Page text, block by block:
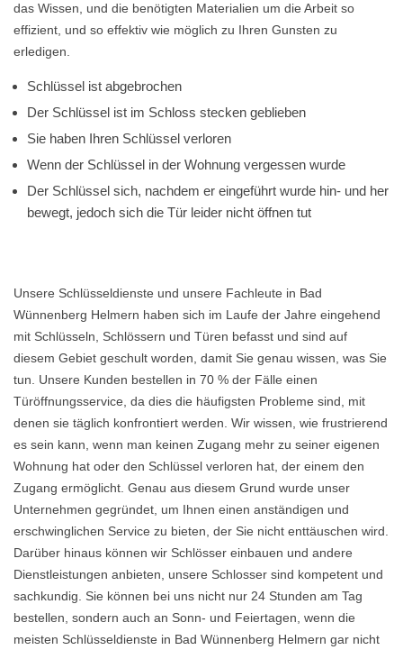
das Wissen, und die benötigten Materialien um die Arbeit so
effizient, und so effektiv wie möglich zu Ihren Gunsten zu
erledigen.
Schlüssel ist abgebrochen
Der Schlüssel ist im Schloss stecken geblieben
Sie haben Ihren Schlüssel verloren
Wenn der Schlüssel in der Wohnung vergessen wurde
Der Schlüssel sich, nachdem er eingeführt wurde hin- und her
bewegt, jedoch sich die Tür leider nicht öffnen tut
Unsere Schlüsseldienste und unsere Fachleute in Bad
Wünnenberg Helmern haben sich im Laufe der Jahre eingehend
mit Schlüsseln, Schlössern und Türen befasst und sind auf
diesem Gebiet geschult worden, damit Sie genau wissen, was Sie
tun. Unsere Kunden bestellen in 70 % der Fälle einen
Türöffnungsservice, da dies die häufigsten Probleme sind, mit
denen sie täglich konfrontiert werden. Wir wissen, wie frustrierend
es sein kann, wenn man keinen Zugang mehr zu seiner eigenen
Wohnung hat oder den Schlüssel verloren hat, der einem den
Zugang ermöglicht. Genau aus diesem Grund wurde unser
Unternehmen gegründet, um Ihnen einen anständigen und
erschwinglichen Service zu bieten, der Sie nicht enttäuschen wird.
Darüber hinaus können wir Schlösser einbauen und andere
Dienstleistungen anbieten, unsere Schlosser sind kompetent und
sachkundig. Sie können bei uns nicht nur 24 Stunden am Tag
bestellen, sondern auch an Sonn- und Feiertagen, wenn die
meisten Schlüsseldienste in Bad Wünnenberg Helmern gar nicht